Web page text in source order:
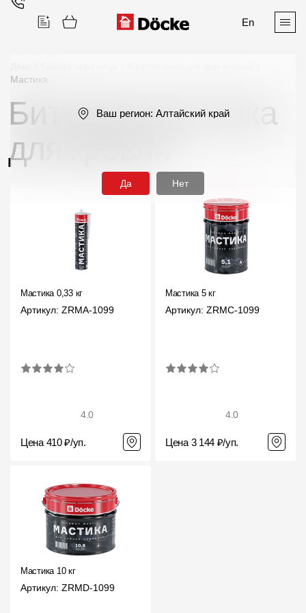
En
Поиск
Продукция
Фасадные материалы
Софиты
Фасадные панели
Комплектующие для фасадов
Мягкая кровля
Ламинированная черепица
Комплектующие к кровле
Кровельная вентиляция
Водостоки
Мастика
Битумная мастика
для кровли
Мастика 0,33 кг
Артикул: ZRMA-1099
4.0
Цена 410 ₽/уп.
Мастика 5 кг
Артикул: ZRMC-1099
4.0
Цена 3 144 ₽/уп.
Мастика 10 кг
Артикул: ZRMD-1099
Ваш регион: Алтайский край
Да Нет